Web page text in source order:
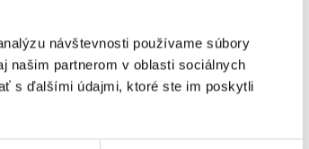
návštevnosti používame súbory
našim partnerom v oblasti sociálnych
s ďalšími údajmi, ktoré ste im poskytli